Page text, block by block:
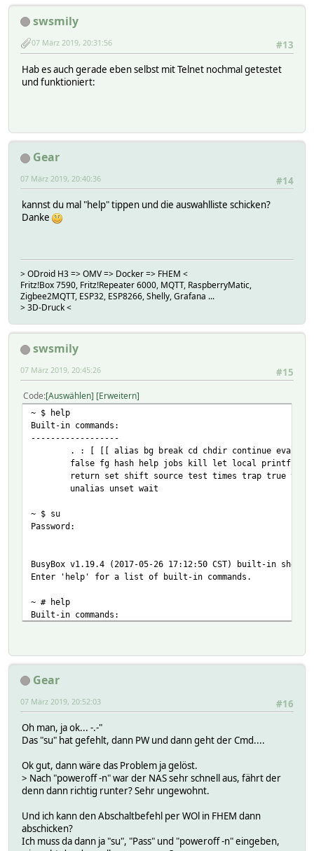
swsmily
#13
07 März 2019, 20:31:56
Hab es auch gerade eben selbst mit Telnet nochmal getestet
und funktioniert:
Gear
#14
07 März 2019, 20:40:36
kannst du mal "help" tippen und die auswahlliste schicken?
Danke
> ODroid H3 => OMV => Docker => FHEM <
Fritz!Box 7590, Fritz!Repeater 6000, MQTT, RaspberryMatic,
Zigbee2MQTT, ESP32, ESP8266, Shelly, Grafana ...
> 3D-Druck <
swsmily
#15
07 März 2019, 20:45:26
Code Auswählen Erweitern
~ $ help
Built-in commands:
------------------
. : [ [[ alias bg break cd chdir continue eval
false fg hash help jobs kill let local printf pwd
return set shift source test times trap true type
unalias unset wait
~ $ su
Password:
BusyBox v1.19.4 (2017-05-26 17:12:50 CST) built-in shell
Enter 'help' for a list of built-in commands.
~ # help
Built-in commands:
false fg hash help jobs kill let local printf pwd
return set shift source test times trap true type
unalias unset wait
~ #
Gear
#16
07 März 2019, 20:52:03
Oh man, ja ok... -.-"
Das "su" hat gefehlt, dann PW und dann geht der Cmd....
Ok gut, dann wäre das Problem ja gelöst.
> Nach "poweroff -n" war der NAS sehr schnell aus, fährt der
denn dann richtig runter? Sehr ungewohnt.
Und ich kann den Abschaltbefehl per WOl in FHEM dann
abschicken?
Ich muss da dann ja "su", "Pass" und "poweroff -n" eingeben,